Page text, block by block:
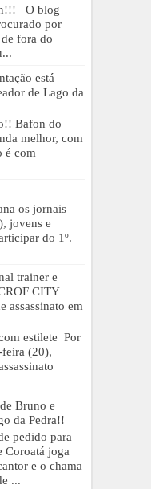
O blog
por
fora do
está
de Lago da
Bafon do
melhor, com
é com
os jornais
jovens e
do 1º.
trainer e
CITY
assassinato em
estilete Por
feira (20),
Bruno e
da Pedra!!
pedido para
Coroatá joga
e o chama
...